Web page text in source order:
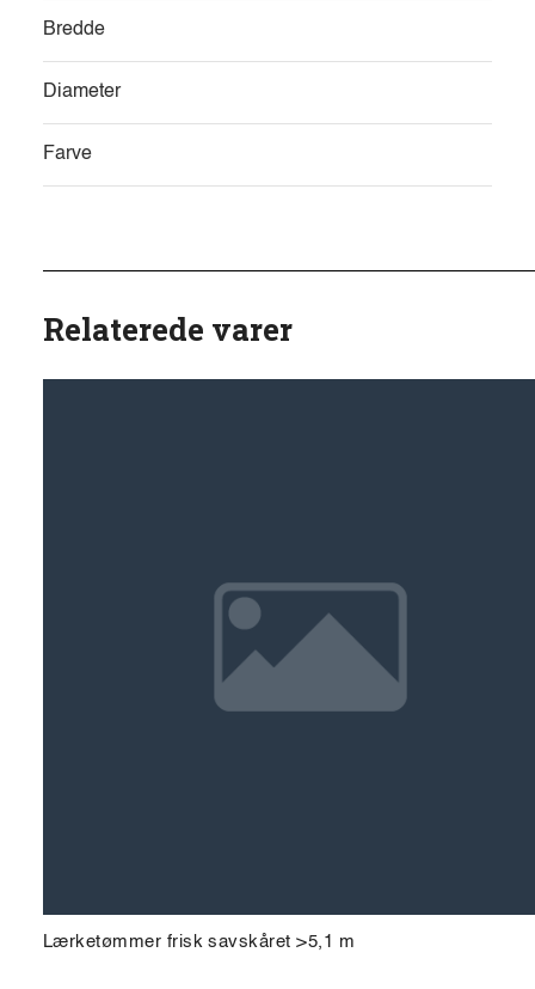
Bredde
Diameter
Farve
Relaterede varer
Lærketømmer frisk savskåret >5,1 m